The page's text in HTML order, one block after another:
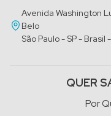
Avenida Washington
Belo
São Paulo - SP -
QUER
Por